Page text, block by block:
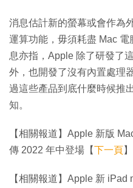
消息估計新的螢幕或會作為
運算功能，毋須耗盡 Mac
息亦指，Apple 除了研發了
外，也開發了沒有內置處理
過這些產品到底什麼時候推
知。
【相關報道】Apple 新版
傳 2022 年中登場【下一頁】
【相關報道】Apple 新